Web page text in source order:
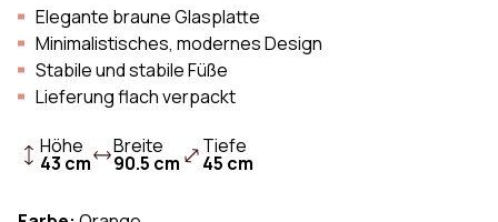
Elegante braune Glasplatte
Minimalistisches, modernes Design
Stabile und stabile Füße
Lieferung flach verpackt
Höhe
43 cm
Breite
90.5 cm
Tiefe
45 cm